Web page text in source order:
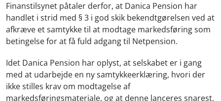
Finanstilsynet påtaler derfor, at Danica Pension har
handlet i strid med § 3 i god skik bekendtgørelsen ved at
afkræve et samtykke til at modtage markedsføring som
betingelse for at få fuld adgang til Netpension.
Idet Danica Pension har oplyst, at selskabet er i gang
med at udarbejde en ny samtykkeerklæring, hvori der
ikke stilles krav om modtagelse af
markedsføringsmateriale, og at denne lanceres snarest,